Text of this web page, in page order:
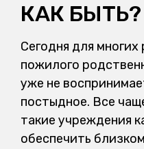
КАК БЫТЬ?
Сегодня для
пожилого
уже не
постыдное. Все
такие учреждения
обеспечить